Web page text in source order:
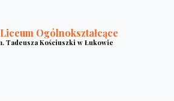
Ogólnokształcące
Tadeusza Kościuszki w Łukowie